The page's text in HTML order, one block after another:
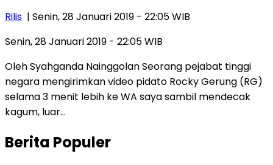
Rilis | Senin, 28 Januari 2019 - 22:05 WIB
Senin, 28 Januari 2019 - 22:05 WIB
Oleh Syahganda Nainggolan Seorang pejabat tinggi
negara mengirimkan video pidato Rocky Gerung (RG)
selama 3 menit lebih ke WA saya sambil mendecak
kagum, luar…
Berita Populer